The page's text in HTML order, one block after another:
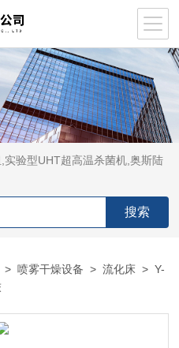
实验型UHT超高温杀菌机,奥斯陆
>喷雾干燥设备 >流化床 > Y-